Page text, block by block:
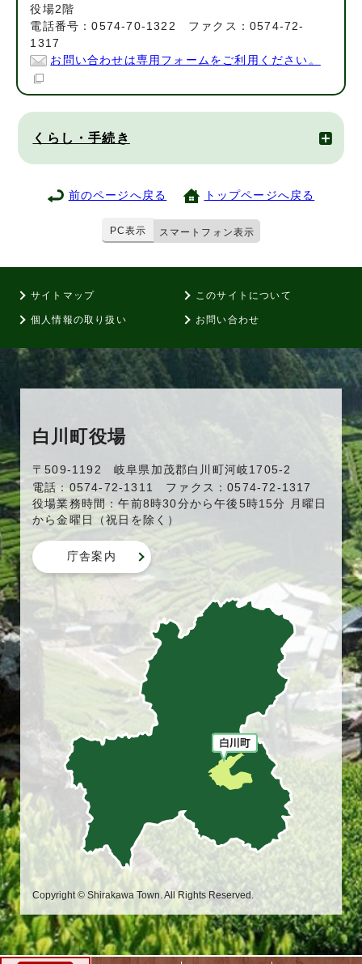
役場2階
電話番号：0574-70-1322 ファクス：0574-72-
1317
お問い合わせは専用フォームをご利用ください。
くらし・手続き
前のページへ戻る トップページへ戻る
PC表示 スマートフォン表示
サイトマップ このサイトについて
個人情報の取り扱い お問い合わせ
白川町役場
〒509-1192 岐阜県加茂郡白川町河岐1705-2
電話：0574-72-1311 ファクス：0574-72-1317
役場業務時間：午前8時30分から午後5時15分 月曜日
から金曜日（祝日を除く）
庁舎案内
Copyright © Shirakawa Town. All Rights Reserved.